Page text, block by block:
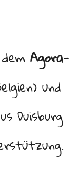
Agora-
und
Duisburg